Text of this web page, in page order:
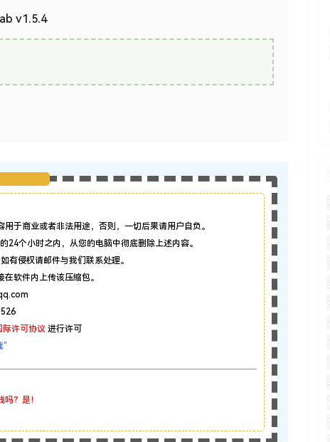
v1.5.4
于商业或者非法用途，否则，一切后果请用户自负。
个小时之内，从您的电脑中彻底删除上述内容。
有侵权请邮件与我们联系处理。
软件内上传该压缩包。
许可协议 进行许可
”
？是！